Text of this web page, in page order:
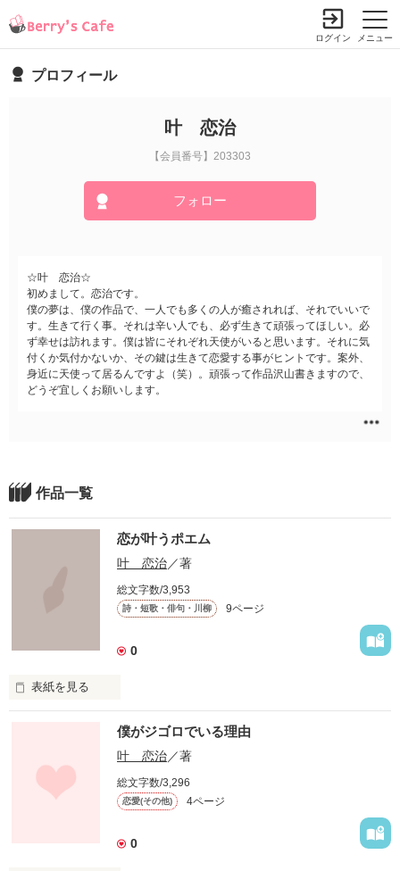
メニュー
ログイン
プロフィール
叶 恋治
【会員番号】203303
フォロー
☆叶 恋治☆
初めまして。恋治です。
僕の夢は、僕の作品で、一人でも多くの人が癒されれば、それでいいで
す。生きて行く事。それは辛い人でも、必ず生きて頑張ってほしい。必
ず幸せは訪れます。僕は皆にそれぞれ天使がいると思います。それに気
付くか気付かないか、その鍵は生きて恋愛する事がヒントです。案外、
身近に天使って居るんですよ（笑）。頑張って作品沢山書きますので、
どうぞ宜しくお願いします。
作品一覧
恋が叶うポエム
叶 恋治／著
総文字数/3,953
詩・短歌・俳句・川柳 9ページ
0
表紙を見る
音もなく、前触れもなく
人は恋する為に生まれ、
恋をすれば綺麗になる。
いずれくる恋が叶う為のポエム＾＾。
僕がジゴロでいる理由
叶 恋治／著
総文字数/3,296
恋愛(その他) 4ページ
0